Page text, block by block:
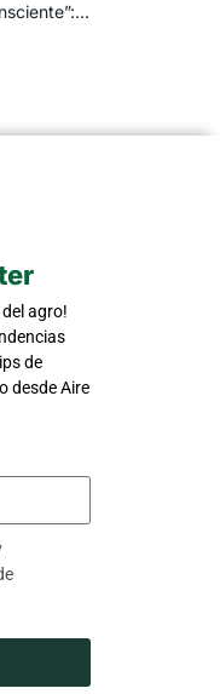
agro!
de
desde Aire